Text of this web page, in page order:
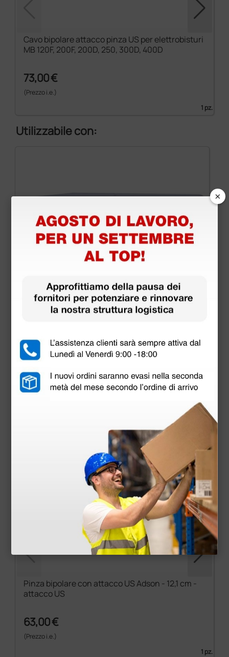
Cavo bipolare attacco pinza US per elettrobisturi
MB 120F, 200F, 200D, 250, 300D, 400D
73,00 €
(Prezzo i.e.)
1 pz.
Utilizzabile con:
Elettrobisturi MB 120D mono/bipolare - 120 Watt
646,00 €850,00 €
1 pz.
Pinza bipolare con attacco US Adson - 12,1 cm -
attacco US
63,00 €
(Prezzo i.e.)
1 pz.
×